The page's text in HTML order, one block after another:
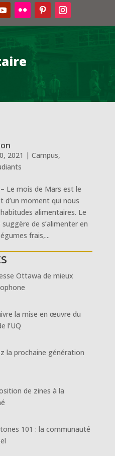
2021 | Campus,
Le mois de Mars est le
d’un moment qui nous
alimentaires. Le
de s’alimenter en
frais,...
Ottawa de mieux
la mise en œuvre du
l’UQ
la prochaine génération
de zines à la
101 : la communauté